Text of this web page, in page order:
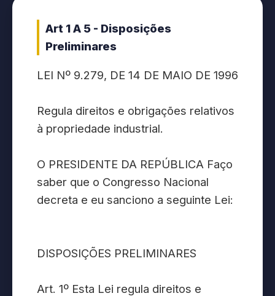
Art 1 A 5 - Disposições
Preliminares
LEI Nº 9.279, DE 14 DE MAIO DE 1996
Regula direitos e obrigações relativos
à propriedade industrial.
O PRESIDENTE DA REPÚBLICA Faço
saber que o Congresso Nacional
decreta e eu sanciono a seguinte Lei:
DISPOSIÇÕES PRELIMINARES
Art. 1º Esta Lei regula direitos e